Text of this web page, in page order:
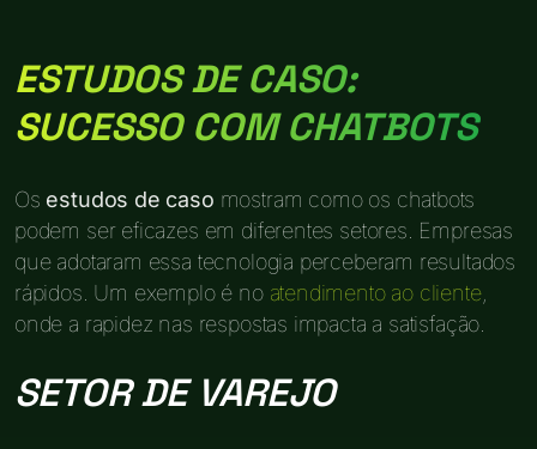
ESTUDOS DE CASO:
SUCESSO COM CHATBOTS
Os estudos de caso mostram como os chatbots
podem ser eficazes em diferentes setores. Empresas
que adotaram essa tecnologia perceberam resultados
rápidos. Um exemplo é no atendimento ao cliente,
onde a rapidez nas respostas impacta a satisfação.
SETOR DE VAREJO